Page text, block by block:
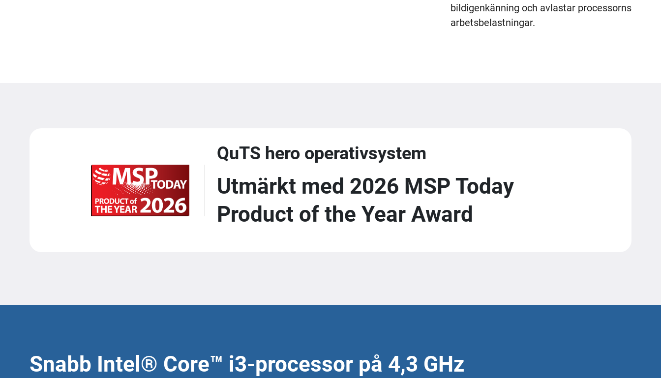
bildigenkänning och avlastar processorns
arbetsbelastningar.
QuTS hero operativsystem
Utmärkt med 2026 MSP Today
Product of the Year Award
Snabb Intel® Core™ i3-processor på 4,3 GHz